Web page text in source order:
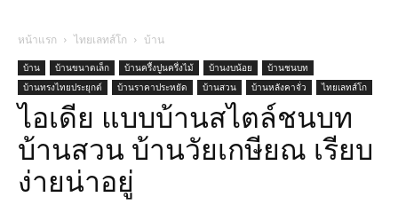
หน้าแรก ไทยเลทส์โก บ้าน
บ้าน บ้านขนาดเล็ก บ้านครึ้งปูนครึ่งไม้ บ้านงบน้อย
บ้านชนบท
บ้านทรงไทยประยุกต์
บ้านราคาประหยัด บ้านสวน บ้านหลังคาจั่ว ไทยเลทส์โก
ไอเดีย แบบบ้านสไตล์ชนบท
บ้านสวน บ้านวัยเกษียณ เรียบ
ง่ายน่าอยู่